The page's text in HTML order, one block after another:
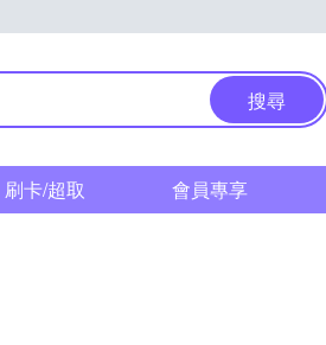
搜尋
刷卡/超取 會員專享